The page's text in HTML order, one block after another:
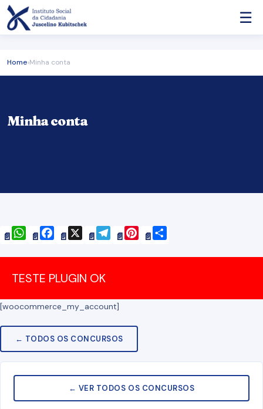
☰
Home›Minha conta
Minha conta
WhatsAppFacebook TelegramPinterest
TESTE PLUGIN OK
[woocommerce_my_account]
← TODOS OS CONCURSOS
← VER TODOS OS CONCURSOS